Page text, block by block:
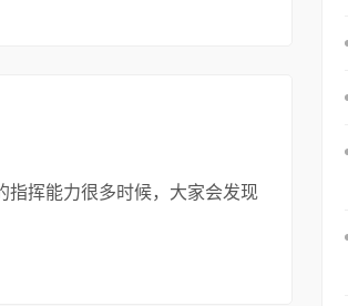
挥能力很多时候，大家会发现